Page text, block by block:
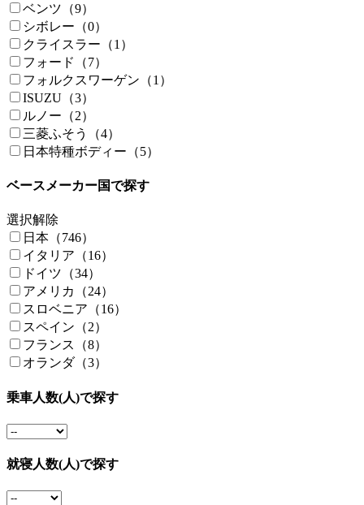
ベンツ（9）
シボレー（0）
クライスラー（1）
フォード（7）
フォルクスワーゲン（1）
ISUZU（3）
ルノー（2）
三菱ふそう（4）
日本特種ボディー（5）
ベースメーカー国で探す
選択解除
日本（746）
イタリア（16）
ドイツ（34）
アメリカ（24）
スロベニア（16）
スペイン（2）
フランス（8）
オランダ（3）
乗車人数(人)で探す
就寝人数(人)で探す